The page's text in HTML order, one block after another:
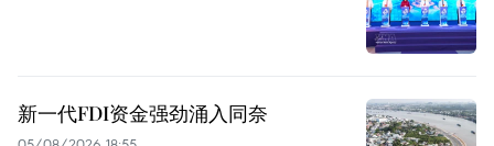
新一代FDI资金强劲涌入同奈